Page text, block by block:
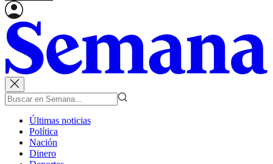
Últimas noticias
Política
Nación
Dinero